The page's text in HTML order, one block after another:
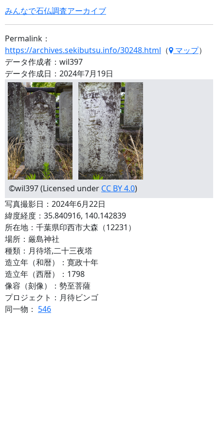
みんなで石仏調査アーカイブ
Permalink：
https://archives.sekibutsu.info/30248.html （ マップ）
データ作成者：wil397
データ作成日：2024年7月19日
©wil397 (Licensed under CC BY 4.0)
写真撮影日：2024年6月22日
緯度経度：35.840916, 140.142839
所在地：千葉県印西市大森（12231）
場所：厳島神社
種類：月待塔,二十三夜塔
造立年（和暦）：寛政十年
造立年（西暦）：1798
像容（刻像）：勢至菩薩
プロジェクト：月待ビンゴ
同一物： 546